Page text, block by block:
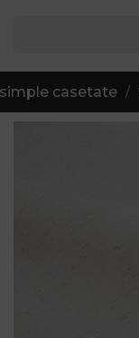
casetate